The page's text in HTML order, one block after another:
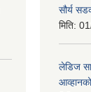
सौर्य
मिति:
लेडिज